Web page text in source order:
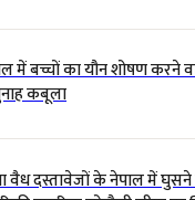
में बच्चों का यौन शोषण करने
कबूला
वैध दस्तावेजों के नेपाल में